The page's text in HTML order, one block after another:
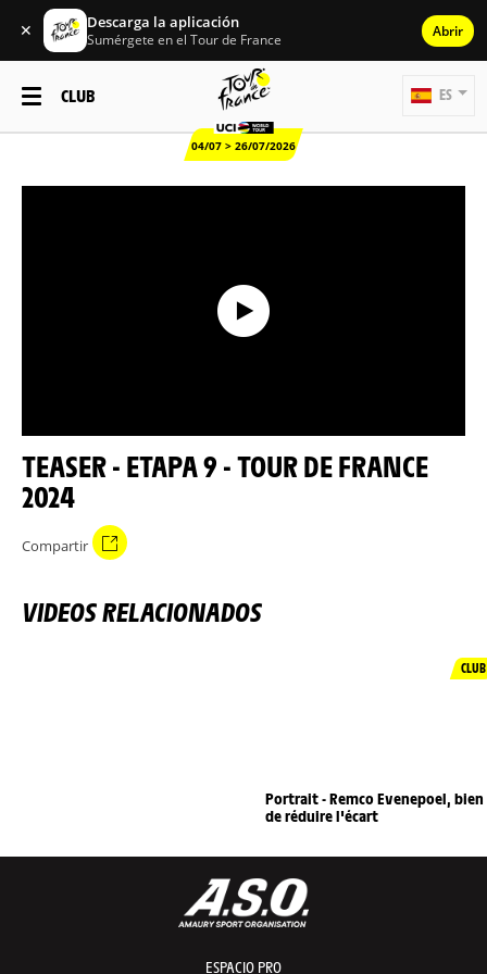
✕ Descarga la aplicación
Sumérgete en el Tour de France Abrir
CLUB
04/07 > 26/07/2026
ES
TEASER - ETAPA 9 - TOUR DE FRANCE
2024
Compartir
VIDEOS RELACIONADOS
CLUB
Portrait - Remco Evenepoel, bien
de réduire l'écart
ESPACIO PRO